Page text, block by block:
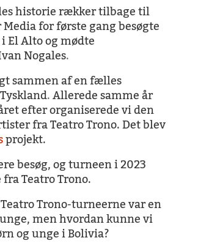
historie rækker tilbage til
for første gang besøgte
El Alto og mødte
Nogales.
sammen af en fælles
.Allerede samme år
efter organiserede vi den
fra Teatro Trono.Det blev
projekt.
besøg, og turneen i 2023
Teatro Trono.
Teatro Trono-turneerne var en
men hvordan kunne vi
og unge i Bolivia?